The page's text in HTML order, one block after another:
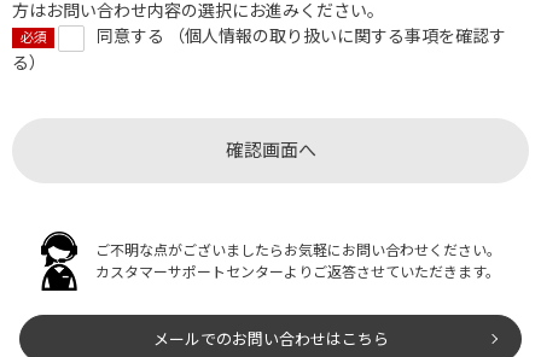
方はお問い合わせ内容の選択にお進みください。
同意する （個人情報の取り扱いに関する事項を確認す
る）
ご不明な点がございましたらお気軽にお問い合わせください。
カスタマーサポートセンターよりご返答させていただきます。
メールでのお問い合わせはこちら